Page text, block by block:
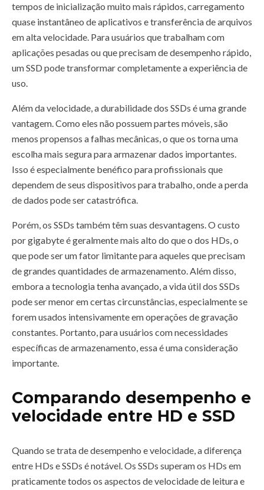
tempos de inicialização muito mais rápidos, carregamento
quase instantâneo de aplicativos e transferência de arquivos
em alta velocidade. Para usuários que trabalham com
aplicações pesadas ou que precisam de desempenho rápido,
um SSD pode transformar completamente a experiência de
uso.
Além da velocidade, a durabilidade dos SSDs é uma grande
vantagem. Como eles não possuem partes móveis, são
menos propensos a falhas mecânicas, o que os torna uma
escolha mais segura para armazenar dados importantes.
Isso é especialmente benéfico para profissionais que
dependem de seus dispositivos para trabalho, onde a perda
de dados pode ser catastrófica.
Porém, os SSDs também têm suas desvantagens. O custo
por gigabyte é geralmente mais alto do que o dos HDs, o
que pode ser um fator limitante para aqueles que precisam
de grandes quantidades de armazenamento. Além disso,
embora a tecnologia tenha avançado, a vida útil dos SSDs
pode ser menor em certas circunstâncias, especialmente se
forem usados intensivamente em operações de gravação
constantes. Portanto, para usuários com necessidades
específicas de armazenamento, essa é uma consideração
importante.
Comparando desempenho e
velocidade entre HD e SSD
Quando se trata de desempenho e velocidade, a diferença
entre HDs e SSDs é notável. Os SSDs superam os HDs em
praticamente todos os aspectos de velocidade de leitura e